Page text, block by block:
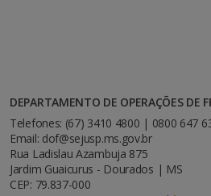
DEPARTAMENTO DE OPERAÇÕES DE
Telefones: (67) 3410 4800 | 0800 647
Email: dof@sejusp.ms.gov.br
Rua Ladislau Azambuja 875
Jardim Guaicurus - Dourados | MS
CEP: 79.837-000